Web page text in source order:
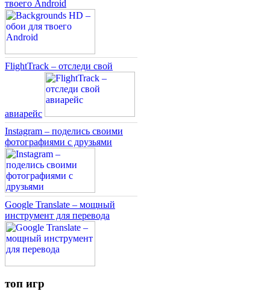
твоего Android
FlightTrack – отследи свой
авиарейс
Instagram – поделись своими
фотографиями с друзьями
Google Translate – мощный
инструмент для перевода
топ игр